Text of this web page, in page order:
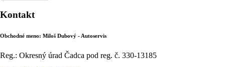
Kontakt
Obchodné meno: Miloš Dubový - Autoservis
Reg.: Okresný úrad Čadca pod reg. č. 330-13185